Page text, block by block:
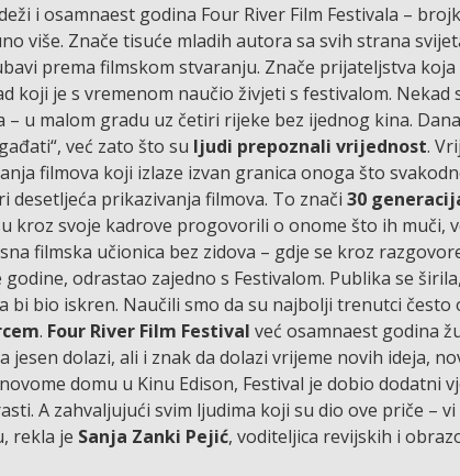
i osamnaest godina Four River Film Festivala –
više. Znače tisuće mladih autora sa svih strana
prema filmskom stvaranju. Znače prijateljstva
koji je s vremenom naučio živjeti s festivalom. Nekad
– u malom gradu uz četiri rijeke bez ijednog kina.
već zato što su ljudi prepoznali vrijednost.
filmova koji izlaze izvan granica onoga što
desetljeća prikazivanja filmova. To znači 30
kroz svoje kadrove progovorili o onome što ih muči,
filmska učionica bez zidova – gdje se kroz
godine, odrastao zajedno s Festivalom. Publika se
bi bio iskren. Naučili smo da su najbolji trenutci
. Four River Film Festival već osamnaest godina
jesen dolazi, ali i znak da dolazi vrijeme novih ideja,
domu u Kinu Edison, Festival je dobio dodatni
A zahvaljujući svim ljudima koji su dio ove priče –
rekla je Sanja Zanki Pejić, voditeljica revijskih i